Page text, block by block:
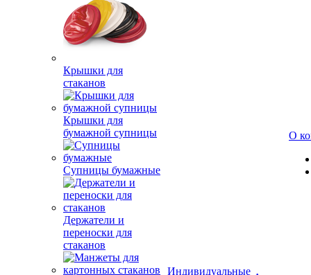
Крышки для
стаканов
Крышки для
бумажной супницы
Супницы бумажные
Держатели и
переноски для
стаканов
Индивидуальные
О